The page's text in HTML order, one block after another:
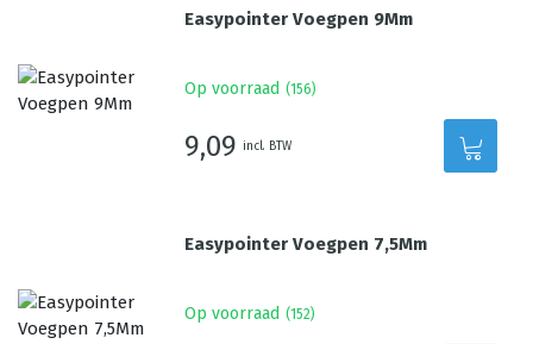
Easypointer Voegpen 9Mm
Op voorraad (156)
9,09 incl. BTW
Easypointer Voegpen 7,5Mm
Op voorraad (152)